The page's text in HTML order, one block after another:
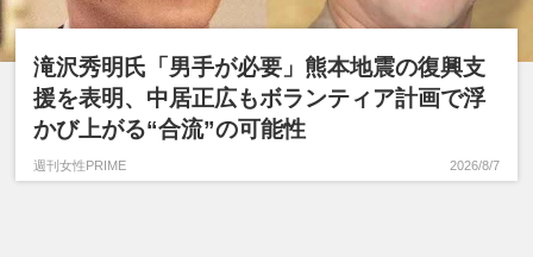
滝沢秀明氏「男手が必要」熊本地震の復興支
援を表明、中居正広もボランティア計画で浮
かび上がる“合流”の可能性
週刊女性PRIME 2026/8/7